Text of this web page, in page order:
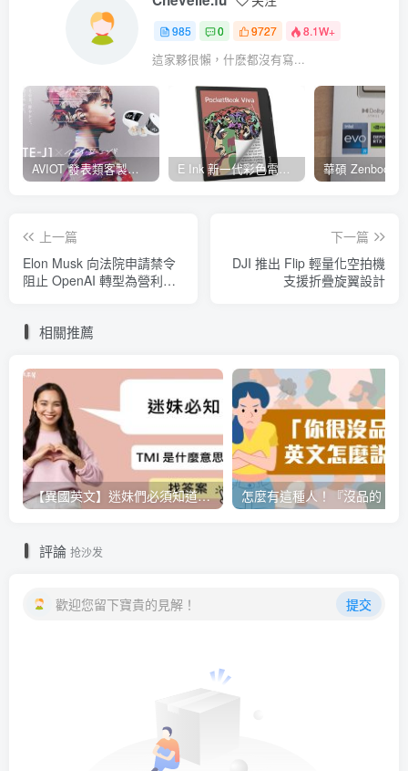
985 0 9727 8.1W+
這家夥很懶，什麽都沒有寫...
AVIOT 發表類客製耳機型真無線耳機 TE-J1 ，具 Hi-Res 認證、與 BiSH 成員 AiNA THE END 合作開發 E Ink 新一代彩色電子紙 E Ink Gallery 3 量產，多家閱讀器品牌採用並將自 2023 年起推出
上一篇
Elon Musk 向法院申請禁令
阻止 OpenAI 轉型為營利企
下一篇
DJI 推出 Flip 輕量化空拍機
支援折疊旋翼設計
相關推薦
【異國英文】迷妹們必須知道的小知識，「TMI」是什麼意思呢？
評論 抢沙发
歡迎您留下寶貴的見解！ 提交